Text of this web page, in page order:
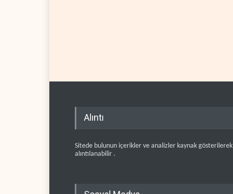
Alıntı
Sitede bulunun içerikler ve analizler kaynak gösterilerek
alıntılanabilir .